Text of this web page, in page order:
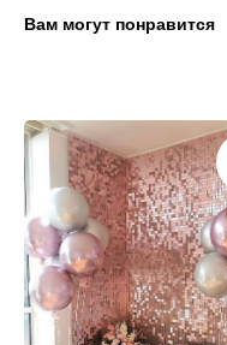
Вам могут понравится